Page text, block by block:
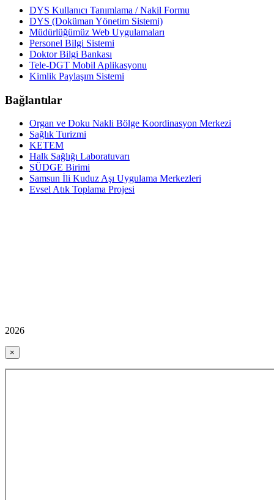
DYS Kullanıcı Tanımlama / Nakil Formu
DYS (Doküman Yönetim Sistemi)
Müdürlüğümüz Web Uygulamaları
Personel Bilgi Sistemi
Doktor Bilgi Bankası
Tele-DGT Mobil Aplikasyonu
Kimlik Paylaşım Sistemi
Bağlantılar
Organ ve Doku Nakli Bölge Koordinasyon Merkezi
Sağlık Turizmi
KETEM
Halk Sağlığı Laboratuvarı
SÜDGE Birimi
Samsun İli Kuduz Aşı Uygulama Merkezleri
Evsel Atık Toplama Projesi
2026
×